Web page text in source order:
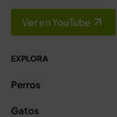
Ver en YouTube
EXPLORA
Perros
Gatos